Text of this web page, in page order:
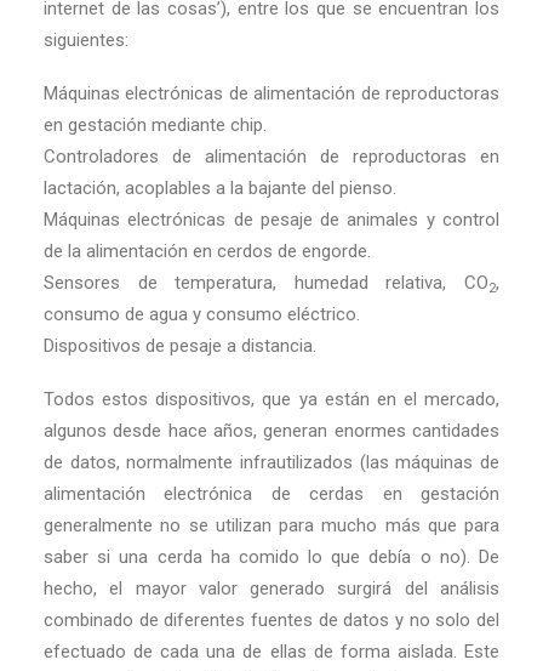
internet de las cosas’), entre los que se encuentran los
siguientes:
Máquinas electrónicas de alimentación de reproductoras
en gestación mediante chip.
Controladores de alimentación de reproductoras en
lactación, acoplables a la bajante del pienso.
Máquinas electrónicas de pesaje de animales y control
de la alimentación en cerdos de engorde.
Sensores de temperatura, humedad relativa, CO2,
consumo de agua y consumo eléctrico.
Dispositivos de pesaje a distancia.
Todos estos dispositivos, que ya están en el mercado,
algunos desde hace años, generan enormes cantidades
de datos, normalmente infrautilizados (las máquinas de
alimentación electrónica de cerdas en gestación
generalmente no se utilizan para mucho más que para
saber si una cerda ha comido lo que debía o no). De
hecho, el mayor valor generado surgirá del análisis
combinado de diferentes fuentes de datos y no solo del
efectuado de cada una de ellas de forma aislada. Este